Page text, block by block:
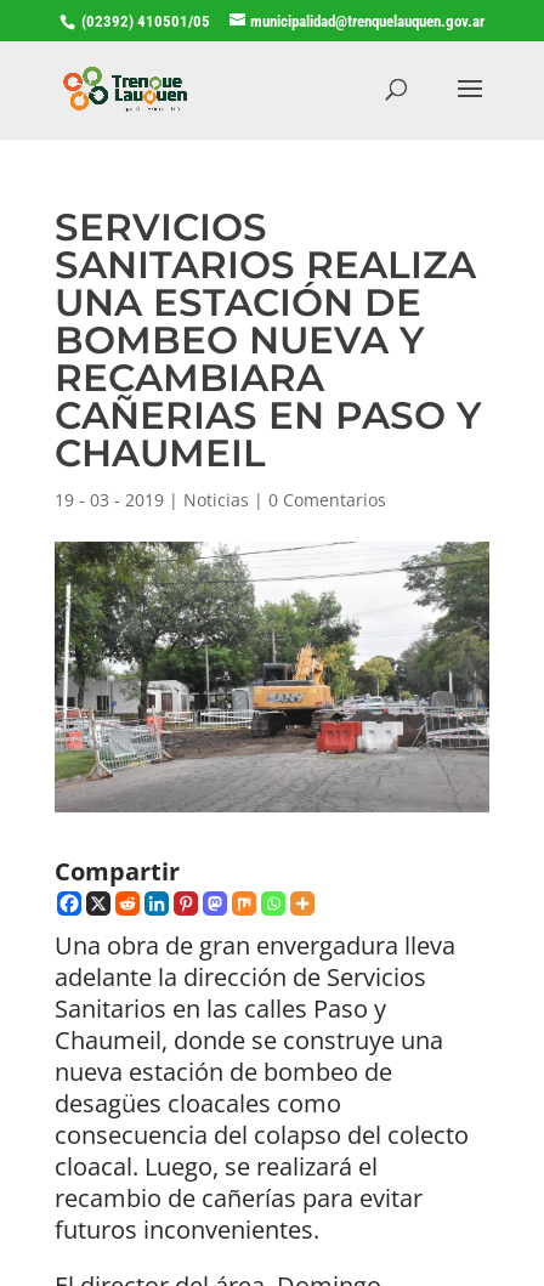
(02392) 410501/05 municipalidad@trenquelauquen.gov.ar
SERVICIOS
SANITARIOS REALIZA
UNA ESTACIÓN DE
BOMBEO NUEVA Y
RECAMBIARA
CAÑERIAS EN PASO Y
CHAUMEIL
19 - 03 - 2019| Noticias | 0 Comentarios
Compartir
Una obra de gran envergadura lleva
adelante la dirección de Servicios
Sanitarios en las calles Paso y
Chaumeil, donde se construye una
nueva estación de bombeo de
desagües cloacales como
consecuencia del colapso del colecto
cloacal. Luego, se realizará el
recambio de cañerías para evitar
futuros inconvenientes.